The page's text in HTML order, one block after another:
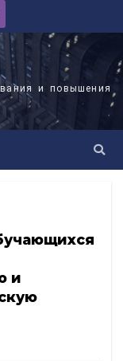
и повышения
и